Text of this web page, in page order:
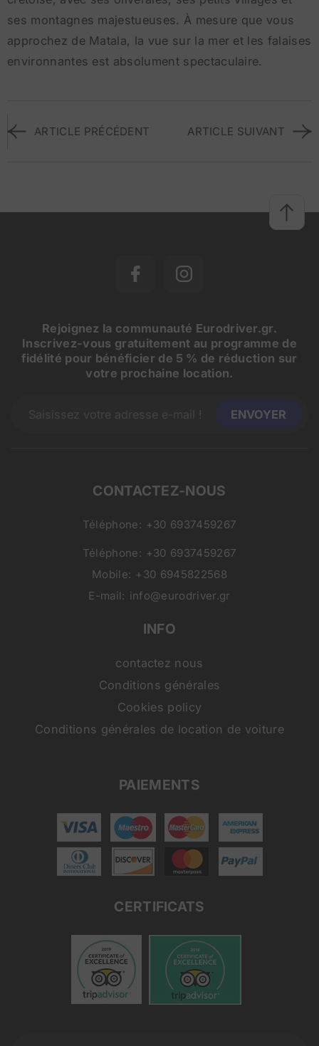
ses montagnes majestueuses. À mesure que vous
approchez de Matala, la vue sur la mer et les falaises
environnantes est absolument spectaculaire.
ARTICLE PRÉCÉDENT ARTICLE SUIVANT
Rejoignez la communauté Eurodriver.gr.
Inscrivez-vous gratuitement au programme de
fidélité pour bénéficier de 5 % de réduction sur
votre prochaine location.
CONTACTEZ-NOUS
Téléphone: +30 6937459267
Téléphone: +30 6937459267
Mobile: +30 6945822568
E-mail: info@eurodriver.gr
INFO
contactez nous
Conditions générales
Cookies policy
Conditions générales de location de voiture
PAIEMENTS
CERTIFICATS